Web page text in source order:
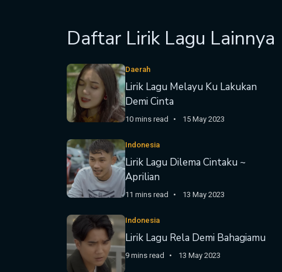
Daftar Lirik Lagu Lainnya
Daerah
Lirik Lagu Melayu Ku Lakukan
Demi Cinta
10 mins read 15 May 2023
Indonesia
Lirik Lagu Dilema Cintaku ~
Aprilian
11 mins read 13 May 2023
Indonesia
Lirik Lagu Rela Demi Bahagiamu
9 mins read 13 May 2023